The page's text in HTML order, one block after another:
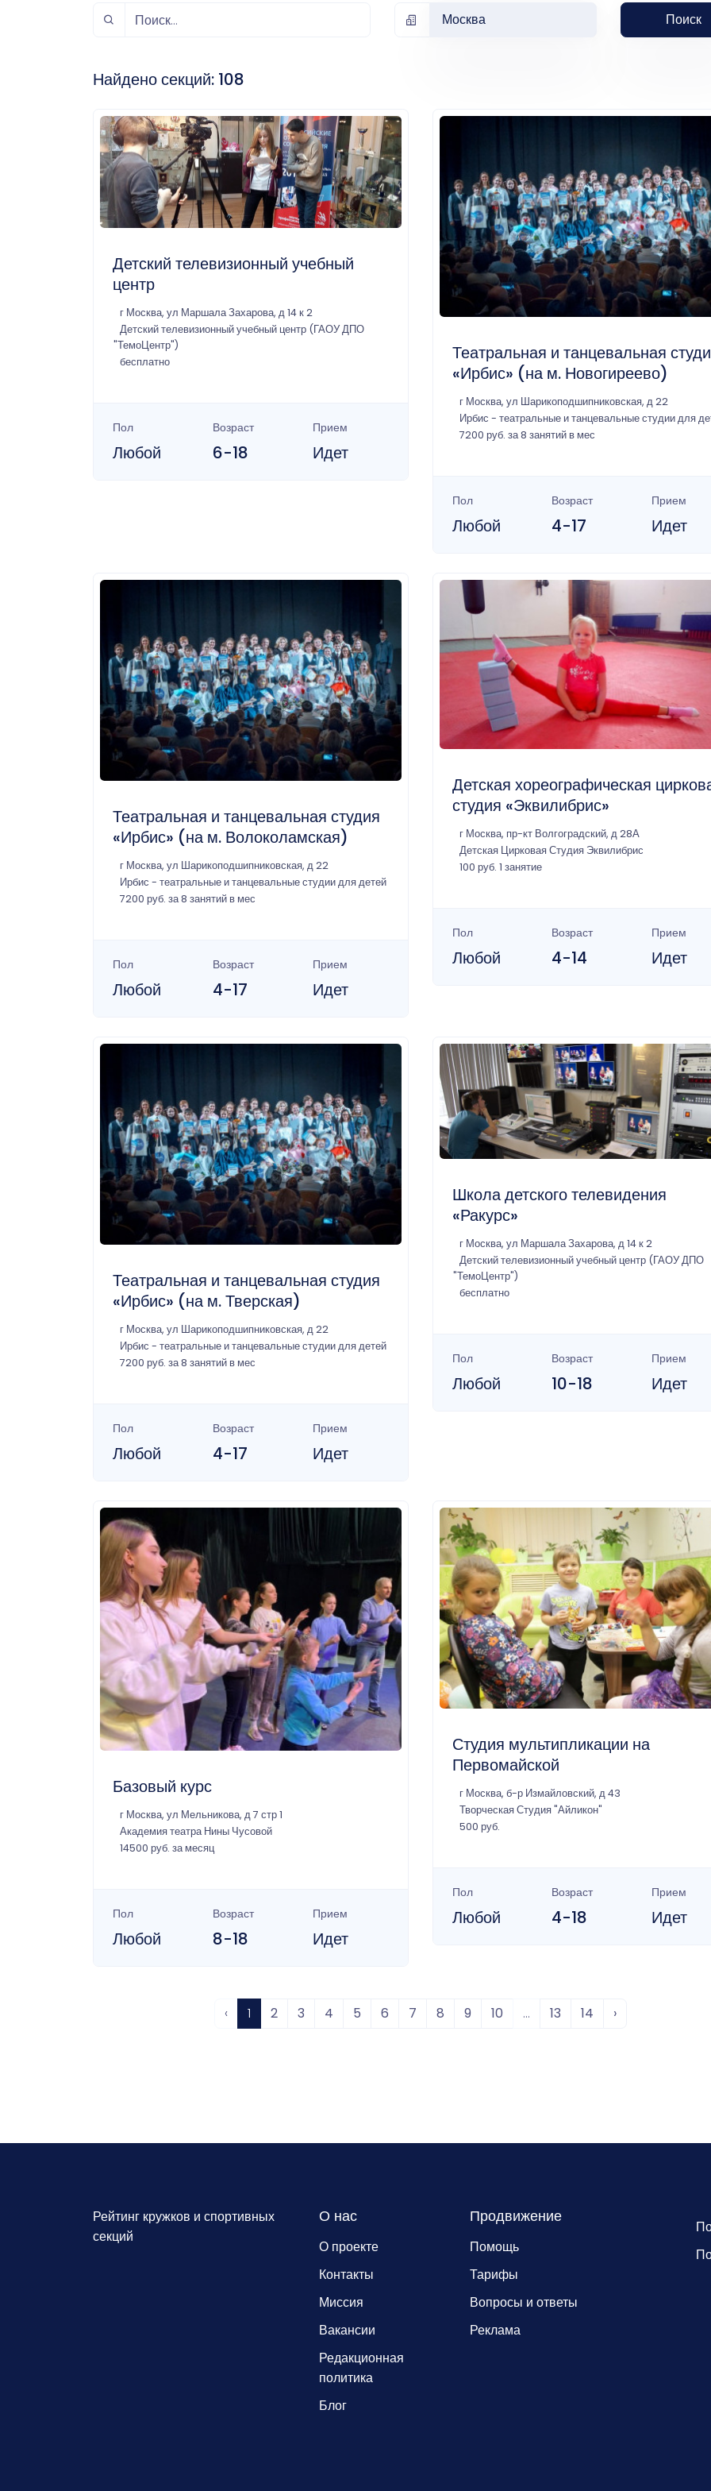
Индивидуально-
Москва Поиск
Найдено секций: 108
Детский телевизионный учебный
центр
г Москва, ул Маршала Захарова, д 14 к 2
Детский телевизионный учебный центр (ГАОУ ДПО
"ТемоЦентр")
бесплатно
Пол
Любой
Возраст
6-18
Прием
Идет
Театральная и танцевальная
«Ирбис» (на м. Новогиреево)
г Москва, ул Шарикоподшипниковская, д 22
Ирбис - театральные и танцевальные студии для
7200 руб. за 8 занятий в мес
Пол
Любой
Возраст
4-17
Прием
Идет
Театральная и танцевальная студия
«Ирбис» (на м. Волоколамская)
г Москва, ул Шарикоподшипниковская, д 22
Ирбис - театральные и танцевальные студии для детей
7200 руб. за 8 занятий в мес
Пол
Любой
Возраст
4-17
Прием
Идет
Детская хореографическая
студия «Эквилибрис»
г Москва, пр-кт Волгоградский, д 28А
Детская Цирковая Студия Эквилибрис
100 руб. 1 занятие
Пол
Любой
Возраст
4-14
Прием
Идет
Театральная и танцевальная студия
«Ирбис» (на м. Тверская)
г Москва, ул Шарикоподшипниковская, д 22
Ирбис - театральные и танцевальные студии для детей
7200 руб. за 8 занятий в мес
Пол
Любой
Возраст
4-17
Прием
Идет
Школа детского телевидения
«Ракурс»
г Москва, ул Маршала Захарова, д 14 к 2
Детский телевизионный учебный центр (ГАОУ ДПО
"ТемоЦентр")
бесплатно
Пол
Любой
Возраст
10-18
Прием
Идет
Базовый курс
г Москва, ул Мельникова, д 7 стр 1
Академия театра Нины Чусовой
14500 руб. за месяц
Пол
Любой
Возраст
8-18
Прием
Идет
Студия мультипликации на
Первомайской
г Москва, б-р Измайловский, д 43
Творческая Студия "Айликон"
500 руб.
Пол
Любой
Возраст
4-18
Прием
Идет
‹ 1 2 3 4 5 6 7 8 9 10 ... 13 14 ›
Рейтинг кружков и спортивных
секций
О нас
О проекте
Контакты
Миссия
Вакансии
Редакционная
политика
Блог
Продвижение
Помощь
Тарифы
Вопросы и ответы
Реклама